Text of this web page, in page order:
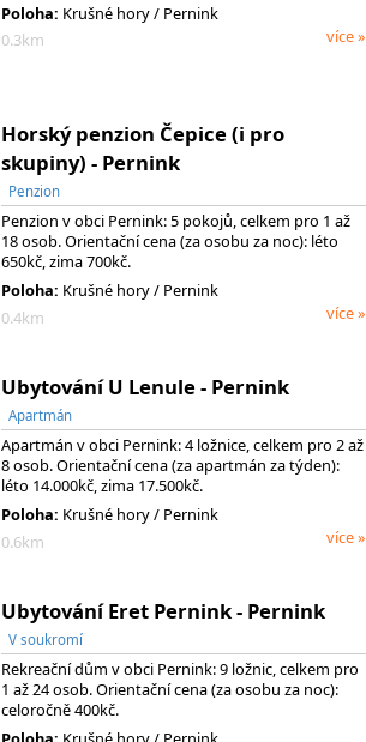
Poloha: Krušné hory / Pernink
0.3km
více »
Horský penzion Čepice (i pro
skupiny) - Pernink
Penzion
Penzion v obci Pernink: 5 pokojů, celkem pro 1 až
18 osob. Orientační cena (za osobu za noc): léto
650kč, zima 700kč.
Poloha: Krušné hory / Pernink
0.4km
více »
Ubytování U Lenule - Pernink
Apartmán
Apartmán v obci Pernink: 4 ložnice, celkem pro 2 až
8 osob. Orientační cena (za apartmán za týden):
léto 14.000kč, zima 17.500kč.
Poloha: Krušné hory / Pernink
0.6km
více »
Ubytování Eret Pernink - Pernink
V soukromí
Rekreační dům v obci Pernink: 9 ložnic, celkem pro
1 až 24 osob. Orientační cena (za osobu za noc):
celoročně 400kč.